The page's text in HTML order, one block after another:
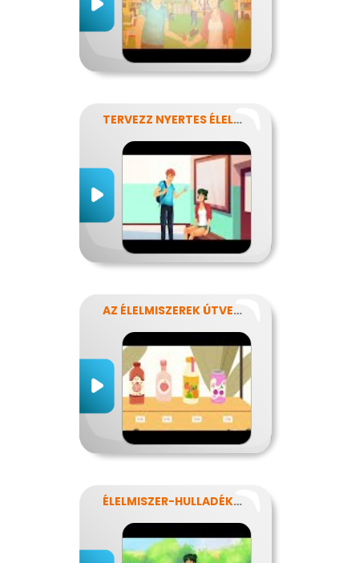
TERVEZZ NYERTES ÉLELMISZER-CSOMAGOLÁST!
AZ ÉLELMISZEREK ÚTVESZTŐJÉBEN
ÉLELMISZER-HULLADÉKOK